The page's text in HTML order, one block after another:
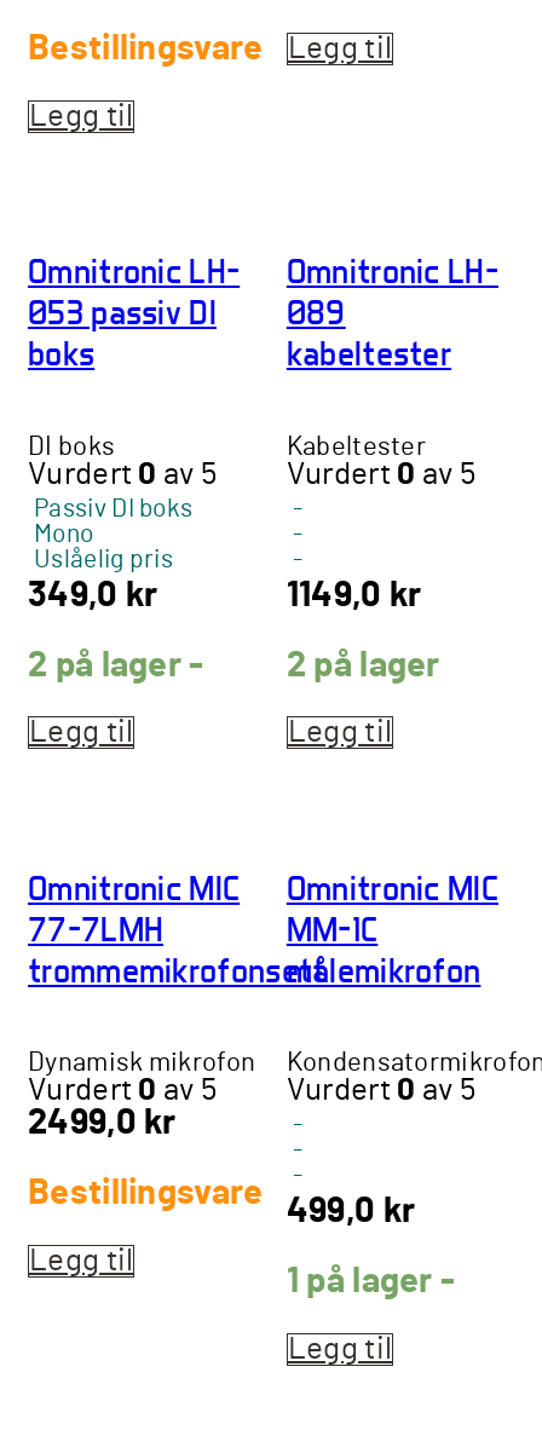
Bestillingsvare
Legg til
Legg til
Omnitronic LH-
053 passiv DI
boks
DI boks
Vurdert 0 av 5
Passiv DI boks
Mono
Uslåelig pris
349,0 kr
2 på lager -
Legg til
Omnitronic LH-
089
kabeltester
Kabeltester
Vurdert 0 av 5
-
-
-
1149,0 kr
2 på lager
Legg til
Omnitronic MIC
77-7LMH
trommemikrofonsett
Dynamisk mikrofon
Vurdert 0 av 5
2499,0 kr
Bestillingsvare
Legg til
Omnitronic MIC
MM-1C
målemikrofon
Vurdert 0 av 5
-
-
-
499,0 kr
1 på lager -
Legg til